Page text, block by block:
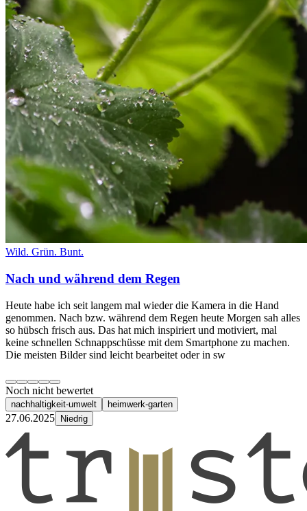
Wild. Grün. Bunt.
Nach und während dem Regen
Heute habe ich seit langem mal wieder die Kamera in die Hand
genommen. Nach bzw. während dem Regen heute Morgen sah alles
so hübsch frisch aus. Das hat mich inspiriert und motiviert, mal
keine schnellen Schnappschüsse mit dem Smartphone zu machen.
Die meisten Bilder sind leicht bearbeitet oder in sw
Noch nicht bewertet
nachhaltigkeit-umwelt heimwerk-garten
27.06.2025 Niedrig